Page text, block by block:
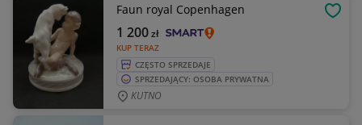
Faun royal Copenhagen
KUP TERAZ
1 200zł
CZĘSTO SPRZEDAJE
SPRZEDAJĄCY: OSOBA PRYWATNA
KUTNO